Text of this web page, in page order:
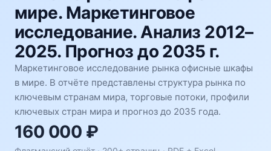
мире. Маркетинговое
исследование. Анализ 2012–
2025. Прогноз до 2035 г.
Маркетинговое исследование рынка офисные шкафы
в мире. В отчёте представлены структура рынка по
ключевым странам мира, торговые потоки, профили
ключевых стран мира и прогноз до 2035 года.
160 000 ₽